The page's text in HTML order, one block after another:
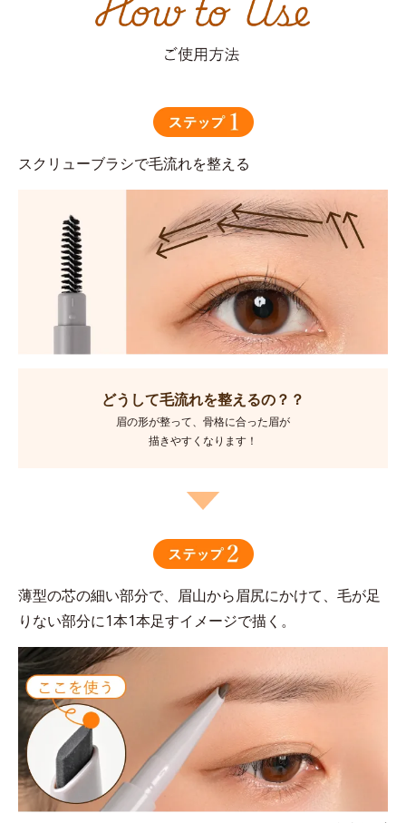
スクリューブラシで毛流れを整える
どうして毛流れを整えるの？？
眉の形が整って、骨格に合った眉が
描きやすくなります！
薄型の芯の細い部分で、眉山から眉尻にかけて、毛が足
りない部分に1本1本足すイメージで描く。